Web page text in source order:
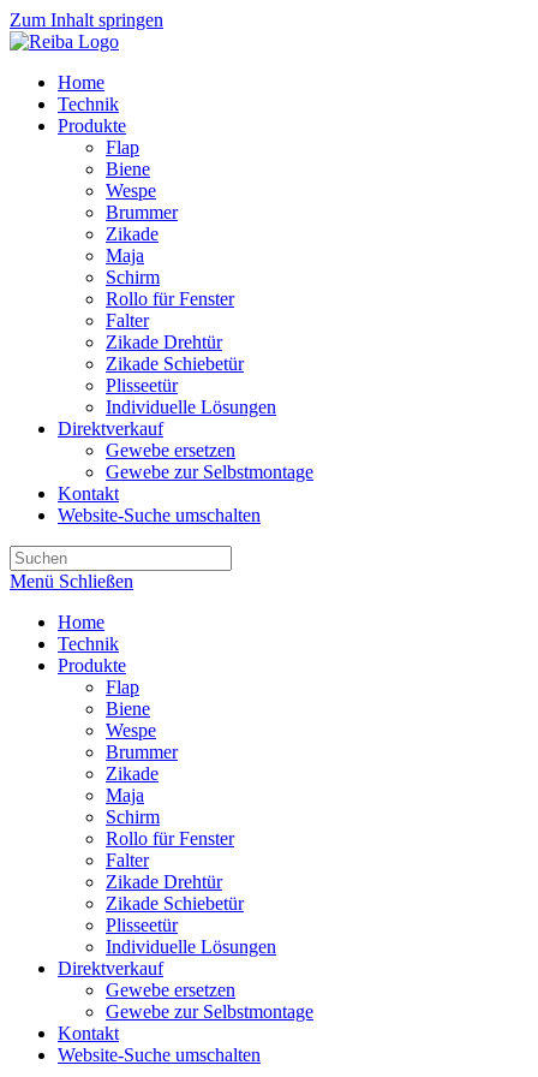
Zum Inhalt springen
Home
Technik
Produkte
Flap
Biene
Wespe
Brummer
Zikade
Maja
Schirm
Rollo für Fenster
Falter
Zikade Drehtür
Zikade Schiebetür
Plisseetür
Individuelle Lösungen
Direktverkauf
Gewebe ersetzen
Gewebe zur Selbstmontage
Kontakt
Website-Suche umschalten
Menü Schließen
Home
Technik
Produkte
Flap
Biene
Wespe
Brummer
Zikade
Maja
Schirm
Rollo für Fenster
Falter
Zikade Drehtür
Zikade Schiebetür
Plisseetür
Individuelle Lösungen
Direktverkauf
Gewebe ersetzen
Gewebe zur Selbstmontage
Kontakt
Website-Suche umschalten